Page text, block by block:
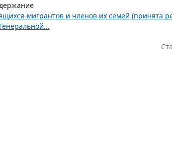
мигрантов и членов их семей (принята